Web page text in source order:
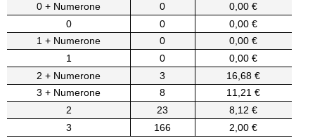
0 + Numerone
0
0,00 €
0
0
0,00 €
1 + Numerone
0
0,00 €
1
0
0,00 €
2 + Numerone
3
16,68 €
3 + Numerone
8
11,21 €
2
23
8,12 €
3
166 2,00 €